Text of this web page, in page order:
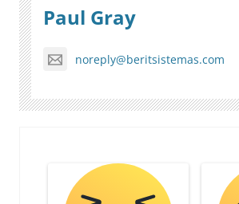
Paul Gray
noreply@beritsistemas.com